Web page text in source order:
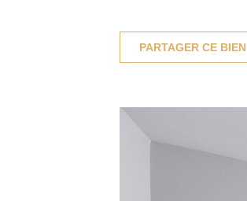
PARTAGER CE BIEN